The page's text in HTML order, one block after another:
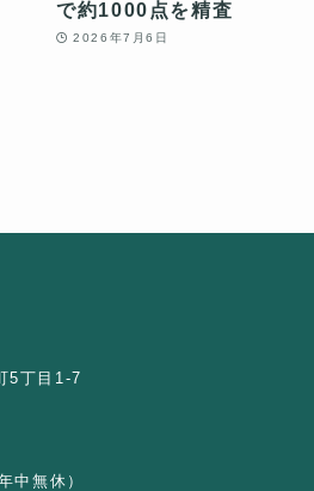
で約1000点を精査
2026年7月6日
5丁目1-7
中無休）